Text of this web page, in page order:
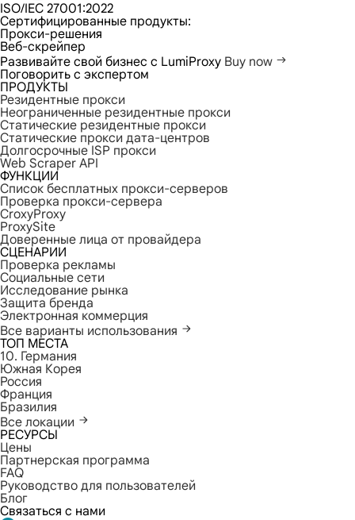
ISO/IEC 27001:2022
Сертифицированные продукты:
Прокси-решения
Веб-скрейпер
Развивайте свой бизнес с LumiProxy Buy now
Поговорить с экспертом
ПРОДУКТЫ
Резидентные прокси
Неограниченные резидентные прокси
Статические резидентные прокси
Статические прокси дата-центров
Долгосрочные ISP прокси
Web Scraper API
ФУНКЦИИ
Список бесплатных прокси-серверов
Проверка прокси-сервера
CroxyProxy
ProxySite
Доверенные лица от провайдера
СЦЕНАРИИ
Проверка рекламы
Социальные сети
Исследование рынка
Защита бренда
Электронная коммерция
Все варианты использования
ТОП МЕСТА
10. Германия
Южная Корея
Россия
Франция
Бразилия
Все локации
РЕСУРСЫ
Цены
Партнерская программа
FAQ
Руководство для пользователей
Блог
Связаться с нами